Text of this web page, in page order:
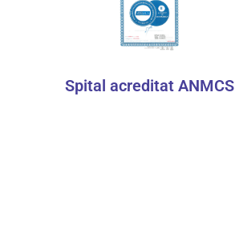
Spital acreditat ANMCS